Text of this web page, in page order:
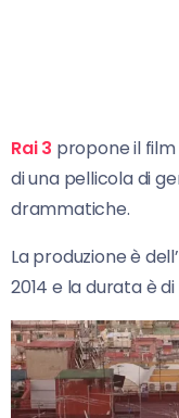
Rai 3 propone il
di una pellicola di
drammatiche.
La produzione è dell’
2014 e la durata è